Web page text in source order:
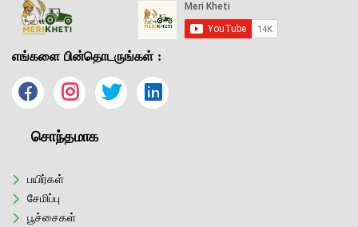
எங்களை பின்தொடருங்கள் :
சொந்தமாக
பயிர்கள்
சேமிப்பு
பூச்சைகள்